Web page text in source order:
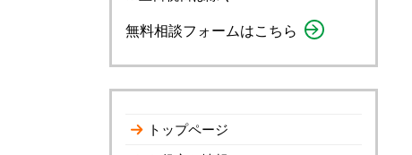
無料相談フォームはこちら
トップページ